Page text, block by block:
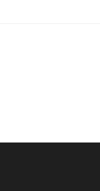
dizajnera ali i
naš kupac osjeti